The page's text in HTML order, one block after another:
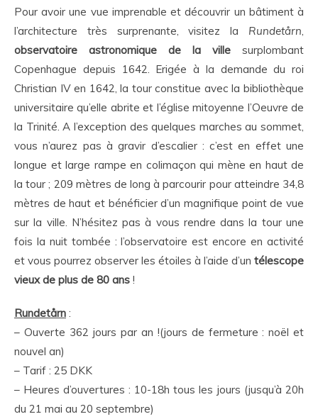
Pour avoir une vue imprenable et découvrir un bâtiment à
l’architecture très surprenante, visitez la Rundetårn,
observatoire astronomique de la ville surplombant
Copenhague depuis 1642. Erigée à la demande du roi
Christian IV en 1642, la tour constitue avec la bibliothèque
universitaire qu’elle abrite et l’église mitoyenne l’Oeuvre de
la Trinité. A l’exception des quelques marches au sommet,
vous n’aurez pas à gravir d’escalier : c’est en effet une
longue et large rampe en colimaçon qui mène en haut de
la tour ; 209 mètres de long à parcourir pour atteindre 34,8
mètres de haut et bénéficier d’un magnifique point de vue
sur la ville. N’hésitez pas à vous rendre dans la tour une
fois la nuit tombée : l’observatoire est encore en activité
et vous pourrez observer les étoiles à l’aide d’un télescope
vieux de plus de 80 ans !
Rundetårn :
– Ouverte 362 jours par an !(jours de fermeture : noël et
nouvel an)
– Tarif : 25 DKK
– Heures d’ouvertures : 10-18h tous les jours (jusqu’à 20h
du 21 mai au 20 septembre)